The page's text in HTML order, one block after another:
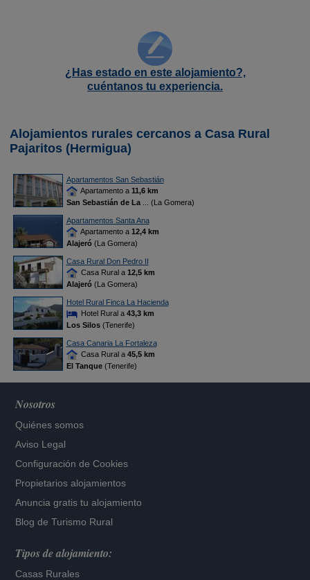
¿Has estado en este alojamiento?,
cuéntanos tu experiencia.
Alojamientos rurales cercanos a Casa Rural
Pajaritos (Hermigua)
Apartamentos San Sebastián
Apartamento a 11,6 km
San Sebastián de La
... (La Gomera)
Apartamentos Santa Ana
Apartamento a 12,4 km
Alajeró(La Gomera)
Casa Rural Don Pedro II
Casa Rural a 12,5 km
Alajeró(La Gomera)
Hotel Rural Finca La Hacienda
Hotel Rural a 43,3 km
Los Silos(Tenerife)
Casa Canaria La Fortaleza
Casa Rural a 45,5 km
El Tanque(Tenerife)
Nosotros
Quiénes somos
Aviso Legal
Configuración de Cookies
Propietarios alojamientos
Anuncia gratis tu alojamiento
Blog de Turismo Rural
Tipos de alojamiento:
Casas Rurales